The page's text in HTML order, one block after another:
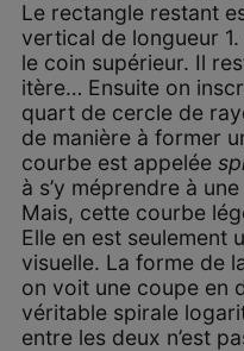
Le rectangle restant
vertical de longueur
le coin supérieur. Il
itère… Ensuite on
quart de cercle de
de manière à former
courbe est appelée
à s’y méprendre à
Mais, cette courbe
Elle en est seulement
visuelle. La forme de
on voit une coupe en
véritable spirale
entre les deux n’est